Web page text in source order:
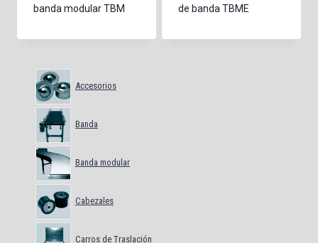
banda modular TBM
de banda TBME
Accesorios
Banda
Banda modular
Cabezales
Carros de Traslación